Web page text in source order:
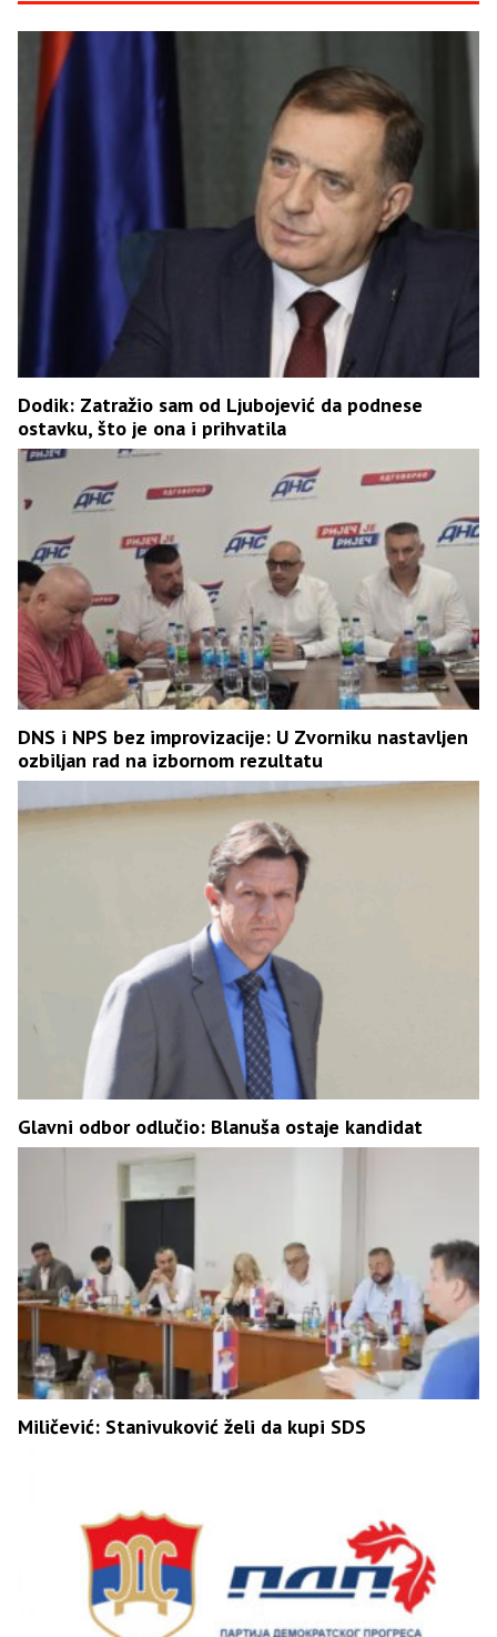
Dodik: Zatražio sam od Ljubojević da podnese
ostavku, što je ona i prihvatila
DNS i NPS bez improvizacije: U Zvorniku nastavljen
ozbiljan rad na izbornom rezultatu
Glavni odbor odlučio: Blanuša ostaje kandidat
Miličević: Stanivuković želi da kupi SDS